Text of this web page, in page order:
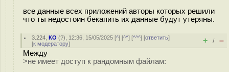
все данные всех приложений авторы которых решили
что ты недостоин бекапить их данные будут утеряны.
3.224 ,КО (?), 12:36, 15/05/2025 [^] [^^] [^^^] [ответить]
[к модератору] + / –
Между
>не имеет доступ к рандомным файлам: